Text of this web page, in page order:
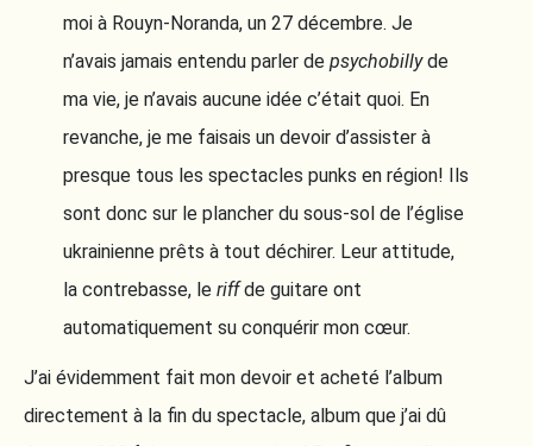
moi à Rouyn-Noranda, un 27 décembre. Je
n’avais jamais entendu parler de psychobillyde
ma vie, je n’avais aucune idée c’était quoi. En
revanche, je me faisais un devoir d’assister à
presque tous les spectacles punks en région! Ils
sont donc sur le plancher du sous-sol de l’église
ukrainienne prêts à tout déchirer. Leur attitude,
la contrebasse, le riffde guitare ont
automatiquement su conquérir mon cœur.
J’ai évidemment fait mon devoir et acheté l’album
directement à la fin du spectacle, album que j’ai dû